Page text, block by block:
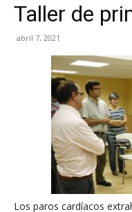
Taller de
abril 7, 2021
Los paros cardíacos